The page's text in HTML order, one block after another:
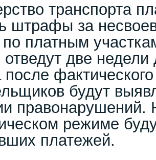
транспорта
штрафы за
по платным
две недели
будут
режиме
платежей.